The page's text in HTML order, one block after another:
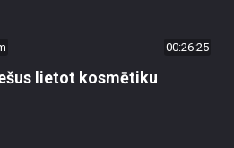
00:26:25
lietot kosmētiku